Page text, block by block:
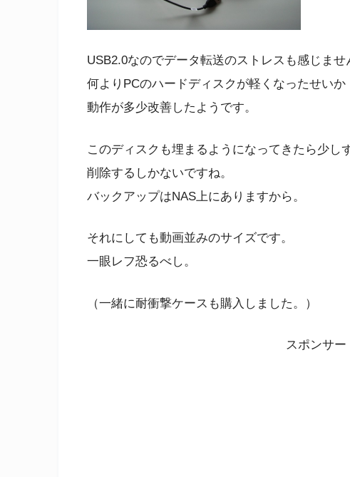
USB2.0なのでデータ転送のストレスも感じませ
何よりPCのハードディスクが軽くなったせいか
動作が多少改善したようです。
このディスクも埋まるようになってきたら少し
削除するしかないですね。
バックアップはNAS上にありますから。
それにしても動画並みのサイズです。
一眼レフ恐るべし。
（一緒に耐衝撃ケースも購入しました。）
スポンサー